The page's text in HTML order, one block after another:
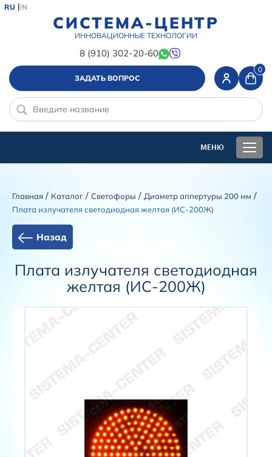
СИСТЕМА-ЦЕНТР
ИННОВАЦИОННЫЕ ТЕХНОЛОГИИ
8 (910) 302-20-60
RU EN
ЗАДАТЬ ВОПРОС
0
Главная / Каталог / Cветофоры / Диаметр аппертуры 200 мм /
Плата излучателя светодиодная желтая (ИС-200Ж)
Назад
Плата излучателя светодиодная
желтая (ИС-200Ж)